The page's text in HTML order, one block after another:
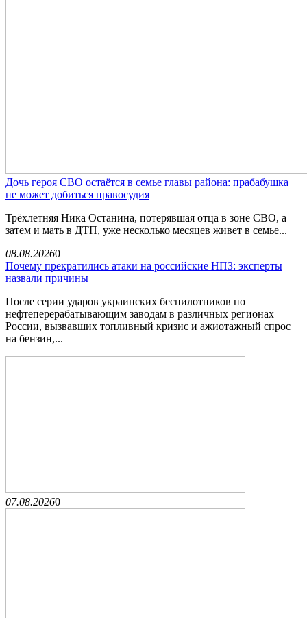
Дочь героя СВО остаётся в семье главы района: прабабушка
не может добиться правосудия
Трёхлетняя Ника Останина, потерявшая отца в зоне СВО, а
затем и мать в ДТП, уже несколько месяцев живет в семье...
08.08.20260
Почему прекратились атаки на российские НПЗ: эксперты
назвали причины
После серии ударов украинских беспилотников по
нефтеперерабатывающим заводам в различных регионах
России, вызвавших топливный кризис и ажиотажный спрос
на бензин,...
07.08.20260